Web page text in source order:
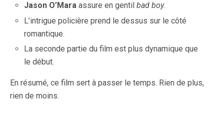
Jason O’Mara assure en gentilbad boy.
L’intrigue policière prend le dessus sur le côté
romantique.
La seconde partie du film est plus dynamique que
le début.
En résumé, ce film sert à passer le temps. Rien de plus,
rien de moins.